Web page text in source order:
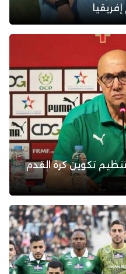
تنظيم تكوين كرة القدم